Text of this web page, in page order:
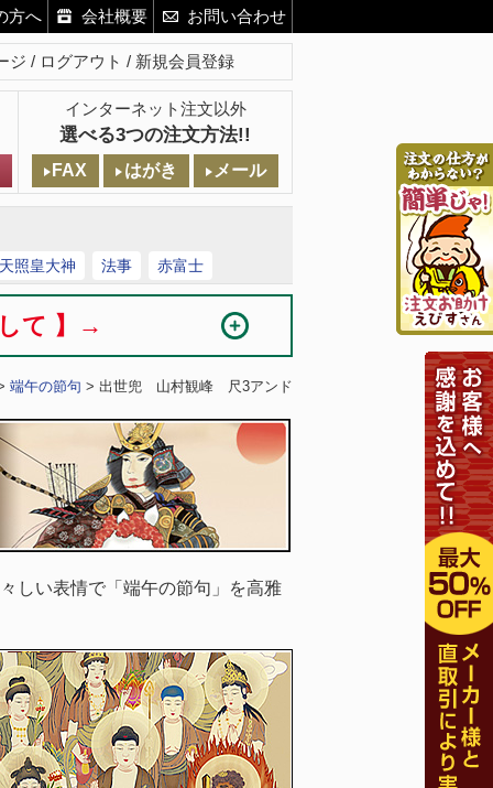
方へ 会社概要 お問い合わせ
ジ ログアウト 新規会員登録
インターネット注文以外
選べる3つの注文方法!!
FAX はがき メール
照皇大神 法事 赤富士
して 】→
端午の節句 > 出世兜 山村観峰 尺3アンド
しい表情で「端午の節句」を高雅